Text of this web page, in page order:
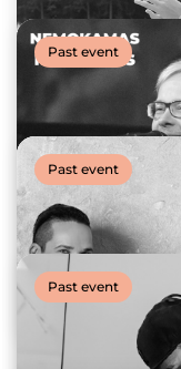
SUMMER
saldesnis už vyną“
15 June, 2023
Past event
Past event
Past event